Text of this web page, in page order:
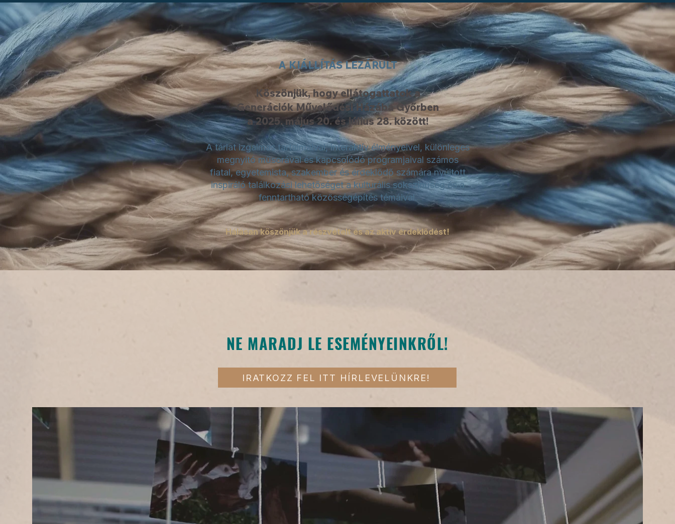
A KIÁLLÍTÁS LEZÁRULT
Köszönjük, hogy ellátogattatok a
Generációk Művelődési Házába Győrben
a 2025. május 20. és július 28. között!
A tárlat izgalmas tartalmaival, interaktív élményeivel, különleges
megnyitó műsorával és kapcsolódó programjaival számos
fiatal, egyetemista, szakember és érdeklődő számára nyújtott
inspiráló találkozási lehetőséget a kulturális sokszínűség és a
fenntartható közösségépítés témáival.
Hálásan köszönjük a részvételt és az aktív érdeklődést!
NE MARADJ LE ESEMÉNYEINKRŐL!
IRATKOZZ FEL ITT HÍRLEVELÜNKRE!